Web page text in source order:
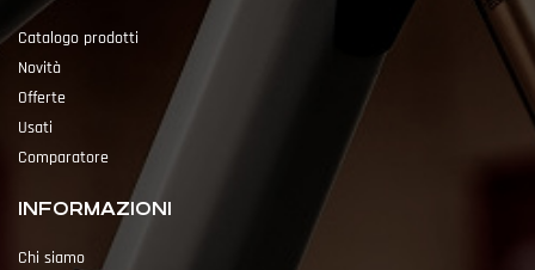
Catalogo prodotti
Novità
Offerte
Usati
Comparatore
INFORMAZIONI
Chi siamo